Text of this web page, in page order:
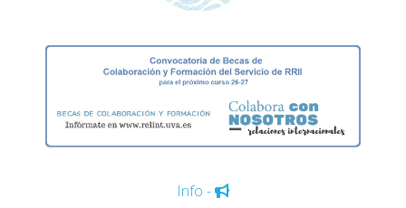
Info -